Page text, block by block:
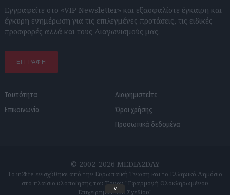
Εγγραφείτε στο «VIP Newsletter» και εξασφαλίστε έγκαιρη και
έγκυρη ενημέρωση για τις επιλεγμένες προτάσεις, τις ειδικές
προσφορές αλλά και τους Διαγωνισμούς μας.
ΕΓΓΡΑΦΗ
Ταυτότητα
Επικοινωνία
Διαφημιστείτε
Όροι χρήσης
Προσωπικά δεδομένα
© 2002-2026 MEDIA2DAY
Το in2life ενισχύθηκε από την Ευρωπαϊκή Ένωση και το Ελληνικό Δημόσιο
στο πλαίσιο υλοποίησης του Έργου "Εφαρμογή Ολοκληρωμένου
Επιχειρηματικού Σχεδίου"
v